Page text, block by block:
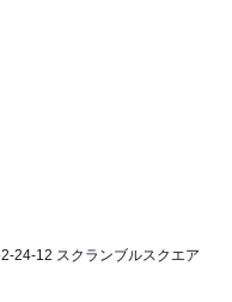
24-12 スクランブルスクエア